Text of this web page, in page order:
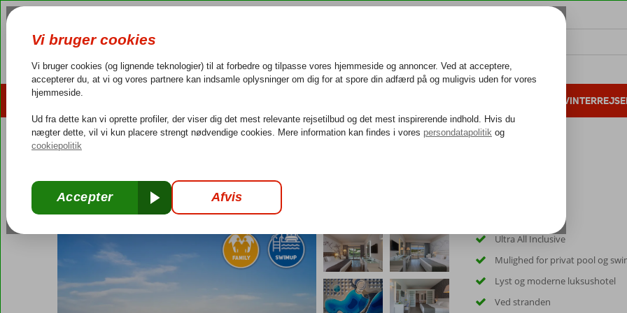
4,3/5 på Trustpilot Dansk guideservice 40.000 danske gæster i 2025 25 års erfaring
Princess Andriana Resort & Spa
Ultra All Inclusive-Hotel
Ultra All Inclusive
Mulighed for privat pool og
Lyst og moderne luksushotel
Ved stranden